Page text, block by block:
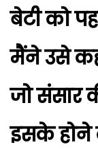
बेटी को
मैंने उसे
जो संसार
इसके होने